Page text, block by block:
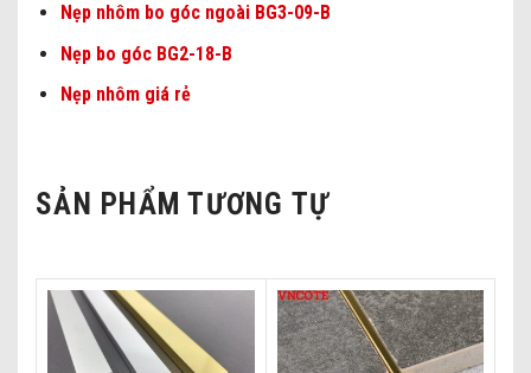
Nẹp nhôm bo góc ngoài BG3-09-B
Nẹp bo góc BG2-18-B
Nẹp nhôm giá rẻ
SẢN PHẨM TƯƠNG TỰ